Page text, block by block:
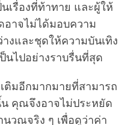
เรื่องที่ท้าทาย และผู้ให้
อาจไม่ได้มอบความ
งและชุดให้ความบันเทิง
นไปอย่างราบรื่นที่สุด
ติมอีกมากมายที่สามารถ
คุณจึงอาจไม่ประหยัด
วณจริง ๆ เพื่อดูว่าค่า